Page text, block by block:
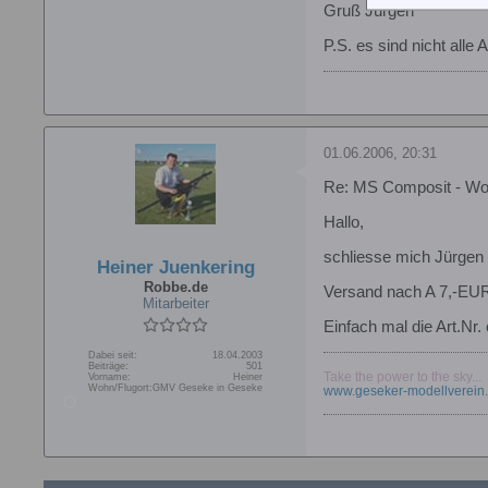
Gruß Jürgen
P.S. es sind nicht alle
Heiner Juenkering
Robbe.de
Mitarbeiter
Dabei seit:
18.04.2003
Beiträge:
501
Vorname:
Heiner
Wohn/Flugort:GMV Geseke in Geseke
01.06.2006, 20:31
Re: MS Composit -
Hallo,
schliesse mich Jürgen
Versand nach A 7,-
Einfach mal die
Take the power to the sky...
www.geseker-